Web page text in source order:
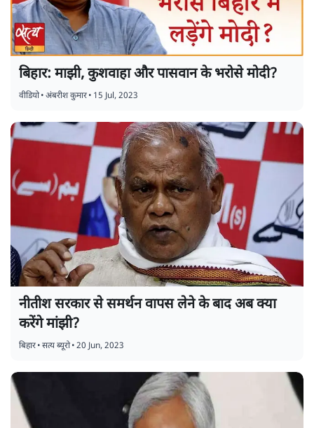
बिहार: माझी, कुशवाहा और पासवान के भरोसे मोदी?
वीडियो•अंबरीश कुमार• 15 Jul, 2023
नीतीश सरकार से समर्थन वापस लेने के बाद अब क्या
करेंगे मांझी?
बिहार•सत्य ब्यूरो•20 Jun, 2023